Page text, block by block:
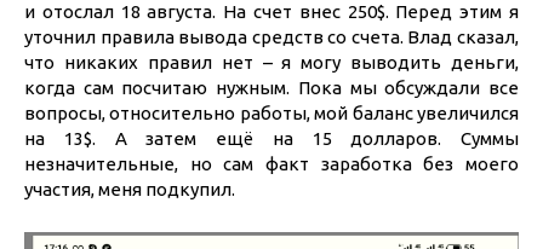
и отослал 18 августа. На счет внес 250$. Перед этим я
уточнил правила вывода средств со счета. Влад сказал,
что никаких правил нет – я могу выводить деньги,
когда сам посчитаю нужным. Пока мы обсуждали все
вопросы, относительно работы, мой баланс увеличился
на 13$. А затем ещё на 15 долларов. Суммы
незначительные, но сам факт заработка без моего
участия, меня подкупил.